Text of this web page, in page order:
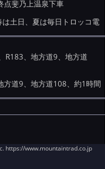
斐乃上温泉下車
土日、夏は毎日トロッコ電
R183、地方道9、地方道
道9、地方道108、約1時間
https://www.mountaintrad.co.jp